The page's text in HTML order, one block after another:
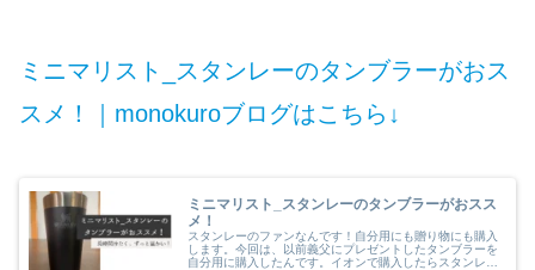
ミニマリスト_スタンレーのタンブラーがおス
スメ！｜monokuroブログはこちら↓
ミニマリスト_スタンレーのタンブラーがおスス
メ！
スタンレーのファンなんです！自分用にも贈り物にも購入
します。今回は、以前義父にプレゼントしたタンブラーを
自分用に購入したんです。イオンで購入したらスタンレー